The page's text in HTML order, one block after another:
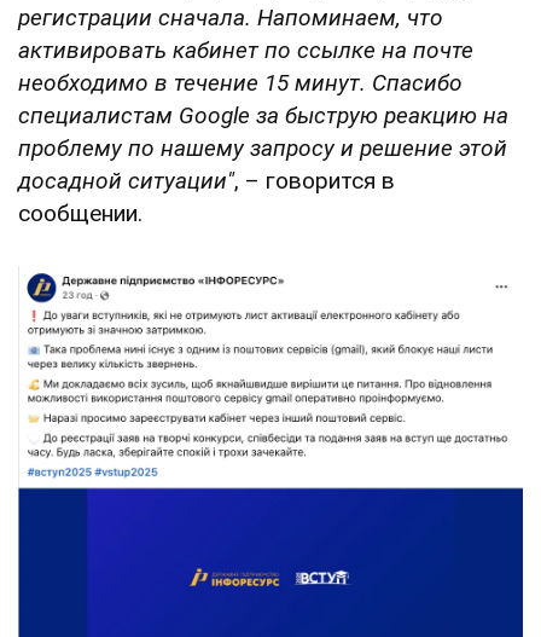
регистрации сначала. Напоминаем, что
активировать кабинет по ссылке на почте
необходимо в течение 15 минут. Спасибо
специалистам Google за быструю реакцию на
проблему по нашему запросу и решение этой
досадной ситуации", – говорится в
сообщении.